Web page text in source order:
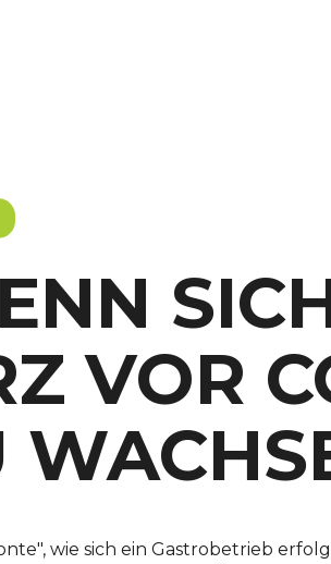
VOR
wie sich ein Gastrobetrieb